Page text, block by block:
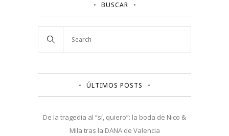
BUSCAR
ÚLTIMOS POSTS
De la tragedia al “sí, quiero”: la boda de Nico &
Mila tras la DANA de Valencia